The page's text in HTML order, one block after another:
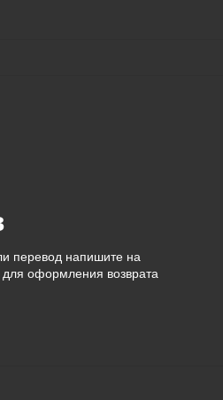
перевод напишите на
для оформления возврата